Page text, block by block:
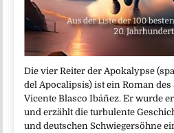
Die vier Reiter der Apokalypse
del Apocalipsis) ist ein Roman
Vicente Blasco Ibáñez. Er wurde
und erzählt die turbulente
und deutschen Schwiegersöhne